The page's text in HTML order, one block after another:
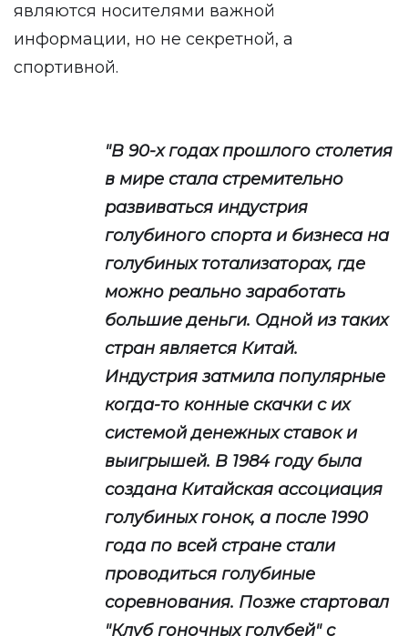
являются носителями важной
информации, но не секретной, а
спортивной.
"В 90-х годах прошлого столетия
в мире стала стремительно
развиваться индустрия
голубиного спорта и бизнеса на
голубиных тотализаторах, где
можно реально заработать
большие деньги. Одной из таких
стран является Китай.
Индустрия затмила популярные
когда-то конные скачки с их
системой денежных ставок и
выигрышей. В 1984 году была
создана Китайская ассоциация
голубиных гонок, а после 1990
года по всей стране стали
проводиться голубиные
соревнования. Позже стартовал
"Клуб гоночных голубей" с